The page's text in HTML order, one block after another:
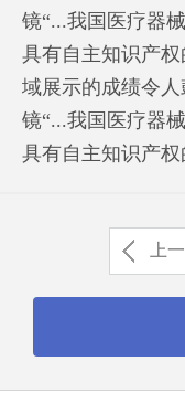
镜“...我国医疗器
具有自主知识产
域展示的成绩令
镜“...我国医疗器
具有自主知识产权
上